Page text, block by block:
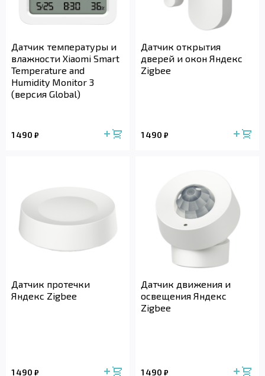
Датчик температуры и
влажности Xiaomi Smart
Temperature and
Humidity Monitor 3
(версия Global)
1 490 ₽
Датчик открытия
дверей и окон Яндекс
Zigbee
1 490 ₽
Датчик протечки
Яндекс Zigbee
1 490 ₽
Датчик движения и
освещения Яндекс
Zigbee
1 490 ₽